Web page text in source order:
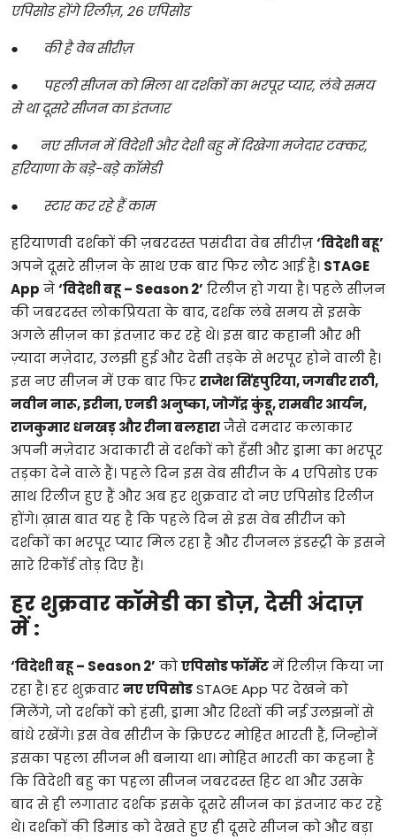
एपिसोड होंगे रिलीज़, 26 एपिसोड
●
की है वेब सीरीज़
●
पहली सीजन को मिला था दर्शकों का भरपूर प्यार, लंबे समय
से था दूसरे सीजन का इंतजार
●
नए सीजन में विदेशी और देशी बहु में दिखेगा मजेदार टक्कर,
हरियाणा के बड़े-बड़े कॉमेडी
●
स्टार कर रहे हैं काम
हरियाणवी दर्शकों की ज़बरदस्त पसंदीदा वेब सीरीज़‘विदेशी बहू’
अपने दूसरे सीज़न के साथ एक बार फिर लौट आई है। STAGE
App ने‘विदेशी बहू – Season 2’ रिलीज़ हो गया है। पहले सीज़न
की जबरदस्त लोकप्रियता के बाद, दर्शक लंबे समय से इसके
अगले सीज़न का इंतज़ार कर रहे थे। इस बार कहानी और भी
ज़्यादा मज़ेदार, उलझी हुई और देसी तड़के से भरपूर होने वाली है।
इस नए सीज़न में एक बार फिरराजेश सिंहपुरिया, जगबीर राठी,
नवीन नारू, इरीना, एनडी अनुष्का, जोगेंद्र कुंडू, रामबीर आर्यन,
राजकुमार धनखड़ और रीना बलहाराजैसे दमदार कलाकार
अपनी मज़ेदार अदाकारी से दर्शकों को हँसी और ड्रामा का भरपूर
तड़का देने वाले हैं। पहले दिन इस वेब सीरीज के 4 एपिसोड एक
साथ रिलीज हुए हैं और अब हर शुक्रवार दो नए एपिसोड रिलीज
होंगे। ख़ास बात यह है कि पहले दिन से इस वेब सीरीज को
दर्शकों का भरपूर प्यार मिल रहा है और रीजनल इंडस्ट्री के इसने
सारे रिकॉर्ड तोड़ दिए हैं।
हर शुक्रवार कॉमेडी का डोज़, देसी अंदाज़
में :
‘विदेशी बहू – Season 2’ कोएपिसोड फॉर्मेटमें रिलीज़ किया जा
रहा है। हर शुक्रवारनए एपिसोडSTAGE App पर देखने को
मिलेंगे, जो दर्शकों को हंसी, ड्रामा और रिश्तों की नई उलझनों से
बांधे रखेंगे। इस वेब सीरीज के क्रिएटर मोहित भारती हैं, जिन्होनें
इसका पहला सीजन भी बनाया था। मोहित भारती का कहना है
कि विदेशी बहु का पहला सीजन जबरदस्त हिट था और उसके
बाद से ही लगातार दर्शक इसके दूसरे सीजन का इंतजार कर रहे
थे। दर्शकों की डिमांड को देखते हुए ही दूसरे सीजन को और बड़ा